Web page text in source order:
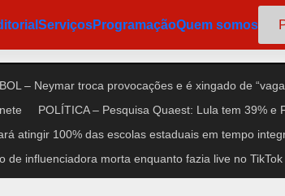
ServiçosProgramaçãoQuem somos
– Neymar troca provocações e é xingado de
POLÍTICA – Pesquisa Quaest: Lula tem 39% e
atingir 100% das escolas estaduais em tempo
de influenciadora morta enquanto fazia live no TikTok